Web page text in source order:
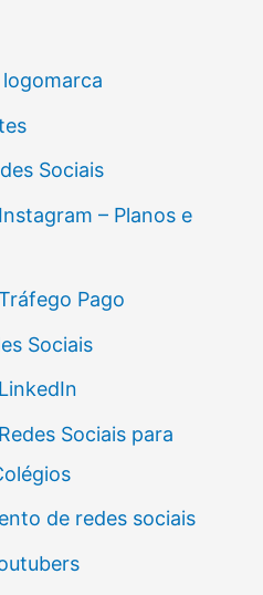
Sociais
– Planos e
Pago
Sociais
Sociais para
de redes sociais